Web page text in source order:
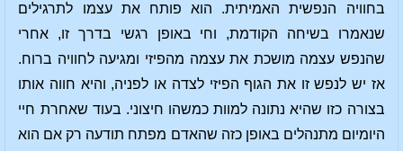
בחוויה הנפשית האמיתית. הוא פותח את עצמו לתרגילים
שנאמרו בשיחה הקודמת, וחי באופן רגשי בדרך זו, אחרי
שהנפש עצמה מושכת את עצמה מהפיזי ומגיעה לחוויה ברוח.
אז יש לנפש זו את הגוף הפיזי לצדה או לפניה, והיא חווה אותו
בצורה כזו שהיא נתונה למוות כמשהו חיצוני. בעוד שאחרת חיי
היומיום מתנהלים באופן כזה שהאדם מפתח תודעה רק אם הוא